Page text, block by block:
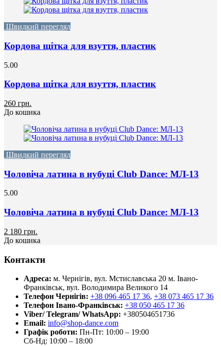
Швидкий перегляд
Кордова щітка для взуття, пластик
5.00
Кордова щітка для взуття, пластик
260 грн.
До кошика
Швидкий перегляд
Чоловіча латина в нубуці Club Dance: МЛ-13
5.00
Чоловіча латина в нубуці Club Dance: МЛ-13
2 180 грн.
До кошика
Контакти
Адреса: м. Чернігів, вул. Мстиславська 20 м. Івано-
Франківськ, вул. Володимира Великого 14
Телефон Чернігів: +38 096 465 17 36, +38 073 465 17 36
Телефон Івано-Франківськ: +38 050 465 17 36
Viber/ Telegram/ WhatsApp: +380504651736
Email: info@shop-dance.com
Графік роботи: Пн-Пт: 10:00 – 19:00
Сб-Нд: 10:00 – 18:00